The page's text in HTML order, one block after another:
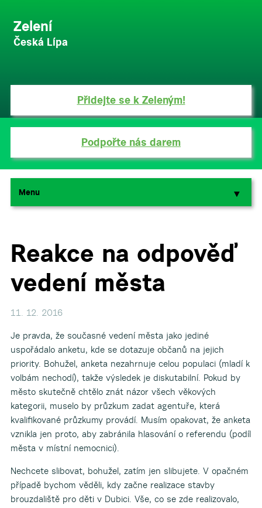
Zelení
Česká Lípa
Přidejte se k Zeleným!
Podpořte nás darem
Menu ▼
▼
Reakce na odpověď
vedení města
11. 12. 2016
Je pravda, že současné vedení města jako jediné
uspořádalo anketu, kde se dotazuje občanů na jejich
priority. Bohužel, anketa nezahrnuje celou populaci (mladí k
volbám nechodí), takže výsledek je diskutabilní. Pokud by
město skutečně chtělo znát názor všech věkových
kategorii, muselo by průzkum zadat agentuře, která
kvalifikované průzkumy provádí. Musím opakovat, že anketa
vznikla jen proto, aby zabránila hlasování o referendu (podíl
města v místní nemocnici).
Nechcete slibovat, bohužel, zatím jen slibujete. V opačném
případě bychom věděli, kdy začne realizace stavby
brouzdaliště pro děti v Dubici. Vše, co se zde realizovalo,